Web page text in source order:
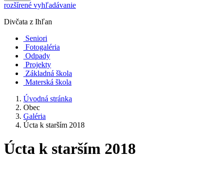
rozšírené vyhľadávanie
Divčata z Ihľan
Seniori
Fotogaléria
Odpady
Projekty
Základná škola
Materská škola
Úvodná stránka
Obec
Galéria
Úcta k starším 2018
Úcta k starším 2018